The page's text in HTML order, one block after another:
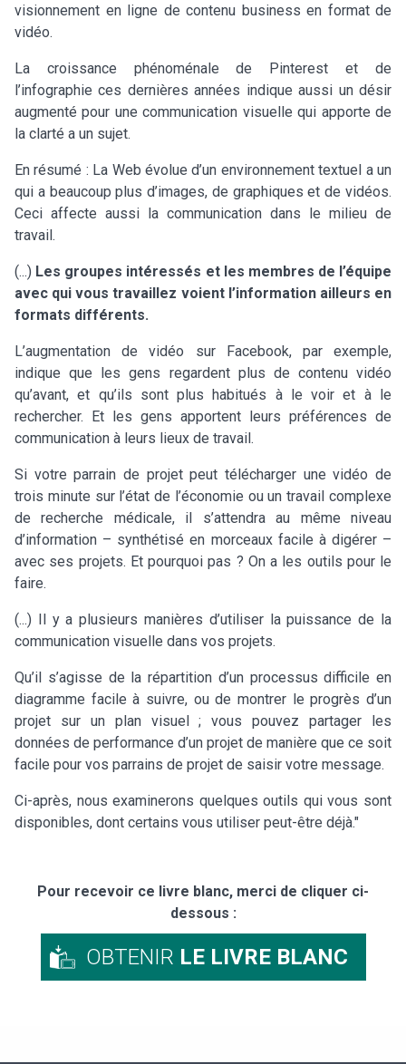
visionnement en ligne de contenu business en format de
vidéo.
La croissance phénoménale de Pinterest et de
l’infographie ces dernières années indique aussi un désir
augmenté pour une communication visuelle qui apporte de
la clarté a un sujet.
En résumé : La Web évolue d’un environnement textuel a un
qui a beaucoup plus d’images, de graphiques et de vidéos.
Ceci affecte aussi la communication dans le milieu de
travail.
(...) Les groupes intéressés et les membres de l’équipe
avec qui vous travaillez voient l’information ailleurs en
formats différents.
L’augmentation de vidéo sur Facebook, par exemple,
indique que les gens regardent plus de contenu vidéo
qu’avant, et qu’ils sont plus habitués à le voir et à le
rechercher. Et les gens apportent leurs préférences de
communication à leurs lieux de travail.
Si votre parrain de projet peut télécharger une vidéo de
trois minute sur l’état de l’économie ou un travail complexe
de recherche médicale, il s’attendra au même niveau
d’information – synthétisé en morceaux facile à digérer –
avec ses projets. Et pourquoi pas ? On a les outils pour le
faire.
(...) Il y a plusieurs manières d’utiliser la puissance de la
communication visuelle dans vos projets.
Qu’il s’agisse de la répartition d’un processus difficile en
diagramme facile à suivre, ou de montrer le progrès d’un
projet sur un plan visuel ; vous pouvez partager les
données de performance d’un projet de manière que ce soit
facile pour vos parrains de projet de saisir votre message.
Ci-après, nous examinerons quelques outils qui vous sont
disponibles, dont certains vous utiliser peut-être déjà."
Pour recevoir ce livre blanc, merci de cliquer ci-
dessous :
OBTENIR LE LIVRE BLANC